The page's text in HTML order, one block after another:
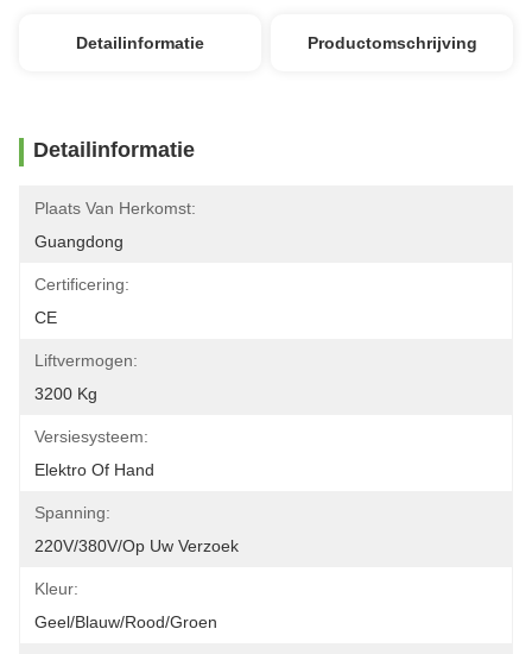
Detailinformatie Productomschrijving
Detailinformatie
Plaats Van Herkomst:
Guangdong
Certificering:
CE
Liftvermogen:
3200 Kg
Versiesysteem:
Elektro Of Hand
Spanning:
220V/380V/op Uw Verzoek
Kleur:
Geel/blauw/rood/groen